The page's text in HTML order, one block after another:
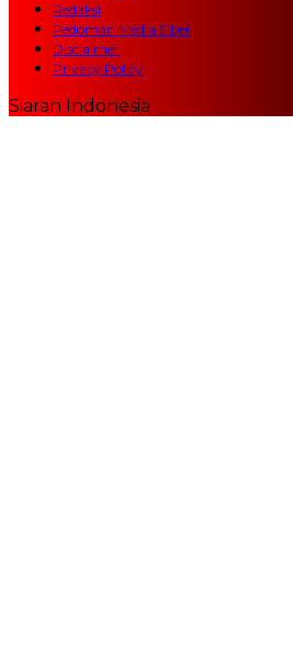
Redaksi
Pedoman Media Siber
Disclaimer
Privacy Policy
Siaran Indonesia